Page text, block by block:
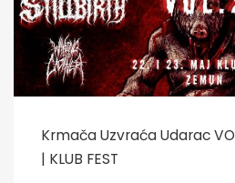
Krmača Uzvraća Udarac
| KLUB FEST